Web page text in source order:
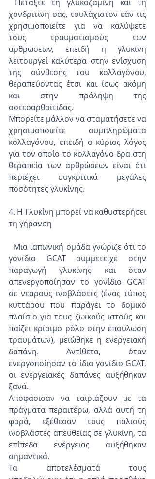
χονδριτίνη σας, τουλάχιστον εάν τις
χρησιμοποιείτε για να καλύψετε
τους τραυματισμούς των
αρθρώσεων, επειδή η γλυκίνη
λειτουργεί καλύτερα στην ενίσχυση
της σύνθεσης του κολλαγόνου,
θεραπεύοντας έτσι και ίσως ακόμη
και στην πρόληψη της
οστεοαρθρίτιδας.
Μπορείτε μάλλον να σταματήσετε να
χρησιμοποιείτε συμπληρώματα
κολλαγόνου, επειδή ο κύριος λόγος
για τον οποίο το κολλαγόνο δρα στη
θεραπεία των αρθρώσεων είναι ότι
περιέχει συγκριτικά μεγάλες
ποσότητες γλυκίνης.
4. Η Γλυκίνη μπορεί να καθυστερήσει
τη γήρανση
γονίδιο GCAT συμμετείχε στην
παραγωγή γλυκίνης και όταν
απενεργοποίησαν το γονίδιο GCAT
σε νεαρούς ινοβλάστες (ένας τύπος
κυττάρου που παράγει το δομικό
πλαίσιο για τους ζωικούς ιστούς και
παίζει κρίσιμο ρόλο στην επούλωση
τραυμάτων), μειώθηκε η ενεργειακή
δαπάνη. Αντίθετα, όταν
ενεργοποίησαν το ίδιο γονίδιο GCAT,
οι ενεργειακές δαπάνες αυξήθηκαν
ξανά.
Αποφάσισαν να ταιριάζουν με τα
πράγματα περαιτέρω, αλλά αυτή τη
φορά, εξέθεσαν τους παλιούς
ινοβλάστες απευθείας σε γλυκίνη, τα
επίπεδα ενέργειας αυξήθηκαν
σημαντικά.
Τα αποτελέσματά τους